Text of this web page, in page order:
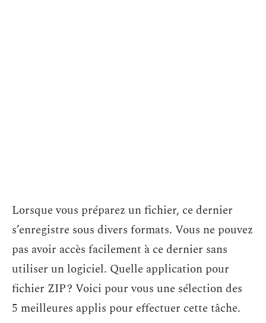
Lorsque vous préparez un fichier, ce dernier
s’enregistre sous divers formats. Vous ne pouvez
pas avoir accès facilement à ce dernier sans
utiliser un logiciel. Quelle application pour
fichier ZIP ? Voici pour vous une sélection des
5 meilleures applis pour effectuer cette tâche.